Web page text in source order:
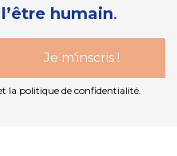
humain.
la politique de confidentialité.